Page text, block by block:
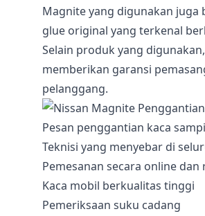
Magnite yang digunakan juga
glue original yang terkenal
Selain produk yang
memberikan garansi
pelanggang.
Pesan penggantian kaca
Teknisi yang menyebar di
Pemesanan secara online dan
Kaca mobil berkualitas tinggi
Pemeriksaan suku cadang